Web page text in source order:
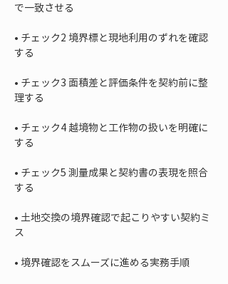
• チェック2 境界標と現地利用のずれを確認
• チェック3 面積差と評価条件を契約前に整
• チェック4 越境物と工作物の扱いを明確に
• チェック5 測量成果と契約書の表現を照合
• 土地交換の境界確認で起こりやすい契約ミ
•